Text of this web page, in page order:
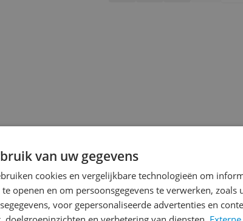
van uw gegevens
cookies en vergelijkbare technologieën om
openen en om persoonsgegevens te verwerken, zoals
voor gepersonaliseerde advertenties en